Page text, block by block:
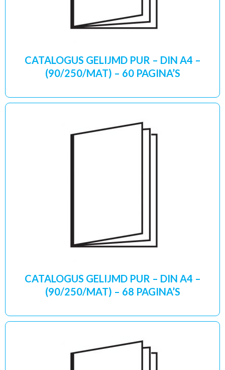
CATALOGUS GELIJMD PUR – DIN A4 –
(90/250/MAT) – 60 PAGINA’S
CATALOGUS GELIJMD PUR – DIN A4 –
(90/250/MAT) – 68 PAGINA’S